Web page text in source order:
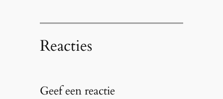
Reacties
Geef een reactie